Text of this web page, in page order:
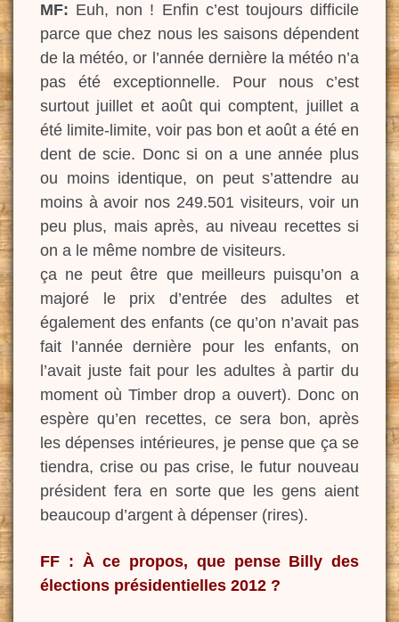
MF: Euh, non ! Enfin c’est toujours difficile
parce que chez nous les saisons dépendent
de la météo, or l’année dernière la météo n’a
pas été exceptionnelle. Pour nous c’est
surtout juillet et août qui comptent, juillet a
été limite-limite, voir pas bon et août a été en
dent de scie. Donc si on a une année plus
ou moins identique, on peut s’attendre au
moins à avoir nos 249.501 visiteurs, voir un
peu plus, mais après, au niveau recettes si
on a le même nombre de visiteurs.
ça ne peut être que meilleurs puisqu’on a
majoré le prix d’entrée des adultes et
également des enfants (ce qu’on n’avait pas
fait l’année dernière pour les enfants, on
l’avait juste fait pour les adultes à partir du
moment où Timber drop a ouvert). Donc on
espère qu’en recettes, ce sera bon, après
les dépenses intérieures, je pense que ça se
tiendra, crise ou pas crise, le futur nouveau
président fera en sorte que les gens aient
beaucoup d’argent à dépenser (rires).
FF : À ce propos, que pense Billy des
élections présidentielles 2012 ?